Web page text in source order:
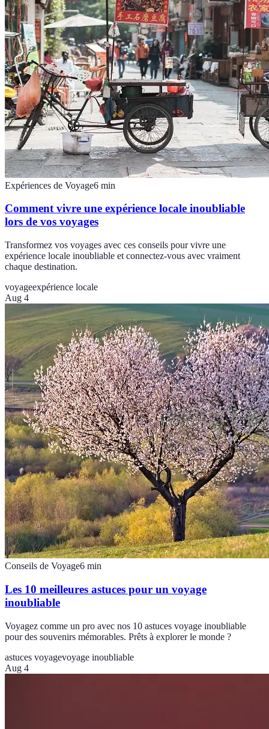
Expériences de Voyage6 min
Comment vivre une expérience locale inoubliable
lors de vos voyages
Transformez vos voyages avec ces conseils pour vivre une
expérience locale inoubliable et connectez-vous avec vraiment
chaque destination.
voyageexpérience locale
Aug 4
Conseils de Voyage6 min
Les 10 meilleures astuces pour un voyage
inoubliable
Voyagez comme un pro avec nos 10 astuces voyage inoubliable
pour des souvenirs mémorables. Prêts à explorer le monde ?
astuces voyagevoyage inoubliable
Aug 4